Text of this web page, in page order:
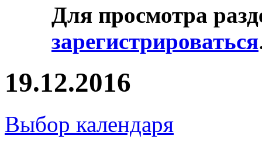
Для просмотра
зарегистрироваться
19.12.2016
Выбор календаря